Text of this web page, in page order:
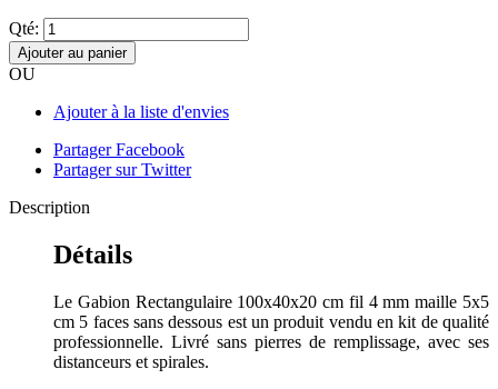
Qté:
Ajouter au panier
OU
Ajouter à la liste d'envies
Partager Facebook
Partager sur Twitter
Description
Détails
Le Gabion Rectangulaire 100x40x20 cm fil 4 mm maille 5x5
cm 5 faces sans dessous est un produit vendu en kit de qualité
professionnelle. Livré sans pierres de remplissage, avec ses
distanceurs et spirales.